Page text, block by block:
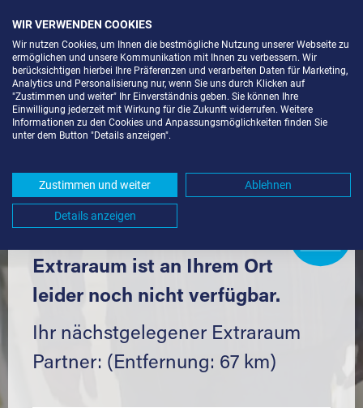
LAGERRAUM MIETEN IN TODTNAU
Komfortabel einlagern mit Extraraum
Extraraum ist an Ihrem Ort
leider noch nicht verfügbar.
Ihr nächstgelegener Extraraum
Partner: (Entfernung: 67 km)
WIR VERWENDEN COOKIES
Wir nutzen Cookies, um Ihnen die bestmögliche Nutzung unserer Webseite zu
ermöglichen und unsere Kommunikation mit Ihnen zu verbessern. Wir
berücksichtigen hierbei Ihre Präferenzen und verarbeiten Daten für Marketing,
Analytics und Personalisierung nur, wenn Sie uns durch Klicken auf
"Zustimmen und weiter" Ihr Einverständnis geben. Sie können Ihre
Einwilligung jederzeit mit Wirkung für die Zukunft widerrufen. Weitere
Informationen zu den Cookies und Anpassungsmöglichkeiten finden Sie
unter dem Button "Details anzeigen".
Zustimmen und weiter Ablehnen
Details anzeigen